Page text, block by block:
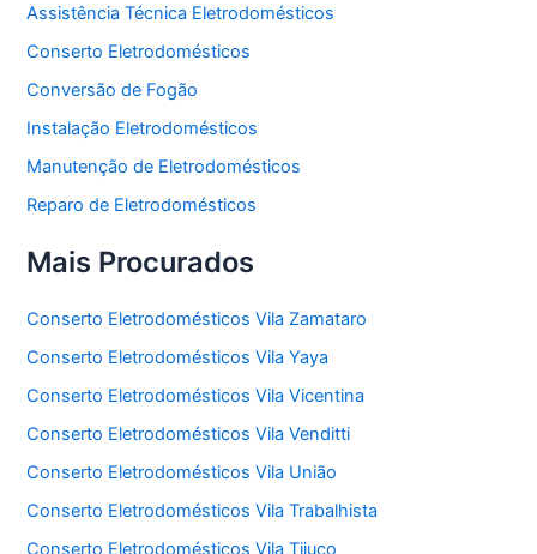
Assistência Técnica Eletrodomésticos
Conserto Eletrodomésticos
Conversão de Fogão
Instalação Eletrodomésticos
Manutenção de Eletrodomésticos
Reparo de Eletrodomésticos
Mais Procurados
Conserto Eletrodomésticos Vila Zamataro
Conserto Eletrodomésticos Vila Yaya
Conserto Eletrodomésticos Vila Vicentina
Conserto Eletrodomésticos Vila Venditti
Conserto Eletrodomésticos Vila União
Conserto Eletrodomésticos Vila Trabalhista
Conserto Eletrodomésticos Vila Tijuco